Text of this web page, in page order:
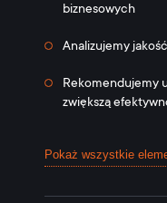
biznesowych
Analizujemy
Rekomendujemy
zwiększą
Pokaż wszystkie